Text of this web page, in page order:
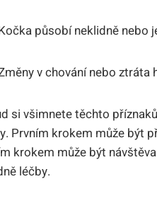
působí neklidně nebo
v chování nebo
si všimnete těchto
Prvním krokem může být
krokem může být
léčby.